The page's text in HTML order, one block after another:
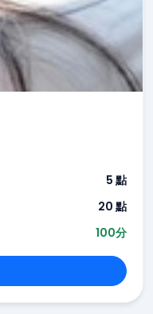
5 點
20 點
100分